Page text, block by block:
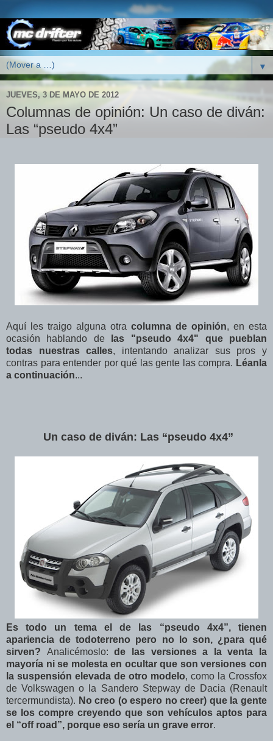
▼
JUEVES, 3 DE MAYO DE 2012
Columnas de opinión: Un caso de diván:
Las “pseudo 4x4”
Aquí les traigo alguna otra columna de opinión, en esta
ocasión hablando de
las "pseudo 4x4"
que pueblan
todas nuestras calles, intentando analizar sus pros y
contras para entender por qué las gente las compra. Léanla
a continuación...
Un caso de diván: Las “pseudo 4x4”
Es todo un tema el de las “pseudo 4x4”, tienen
apariencia de todoterreno pero no lo son, ¿para qué
sirven? Analicémoslo:de las versiones a la venta la
mayoría ni se molesta en ocultar que son versiones con
la suspensión elevada de otro modelo, como la Crossfox
de Volkswagen o la Sandero Stepway de Dacia (Renault
tercermundista). No creo (o espero no creer) que la gente
se los compre creyendo que son vehículos aptos para
el “off road”, porque eso sería un grave error.